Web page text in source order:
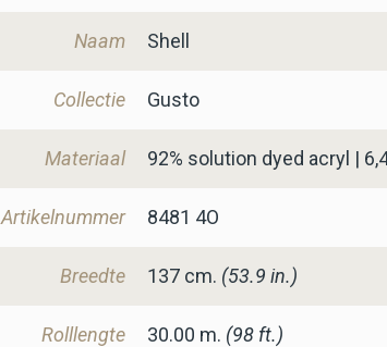
Naam Shell
Collectie Gusto
Materiaal 92% solution dyed acryl |
Artikelnummer 8481 4O
Breedte 137cm. (53.9 in.)
Rolllengte 30.00 m. (98 ft.)